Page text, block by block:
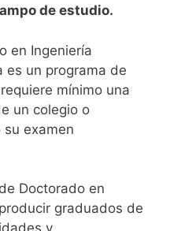
de estudio.
en Ingeniería
es un programa de
mínimo una
un colegio o
examen
Doctorado en
graduados de